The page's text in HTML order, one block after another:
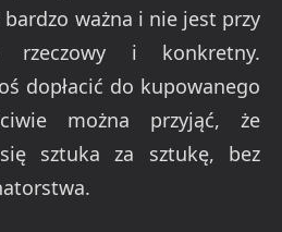
ważna i nie jest przy
rzeczowy i konkretny.
dopłacić do kupowanego
można przyjąć, że
sztuka za sztukę, bez